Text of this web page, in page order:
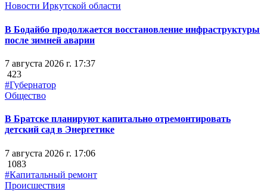
Новости Иркутской области
В Бодайбо продолжается восстановление инфраструктуры
после зимней аварии
7 августа 2026 г. 17:37
423
#Губернатор
Общество
В Братске планируют капитально отремонтировать
детский сад в Энергетике
7 августа 2026 г. 17:06
1083
#Капитальный ремонт
Происшествия